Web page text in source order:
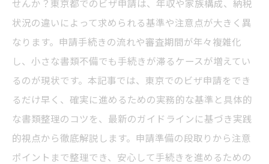
せんか？東京都でのビザ申請は、年収や家族構成、納税
状況の違いによって求められる基準や注意点が大きく異
なります。申請手続きの流れや審査期間が年々複雑化
し、小さな書類不備でも手続きが滞るケースが増えてい
るのが現状です。本記事では、東京でのビザ申請をでき
るだけ早く、確実に進めるための実務的な基準と具体的
な書類整理のコツを、最新のガイドラインに基づき実践
的視点から徹底解説します。申請準備の段取りから注意
ポイントまで整理でき、安心して手続きを進めるための